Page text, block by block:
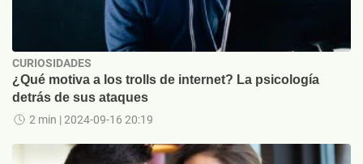
CURIOSIDADES
¿Qué motiva a los trolls de internet? La psicología
detrás de sus ataques
2 min | 2024-09-16 20:19